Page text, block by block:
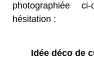
photographiée
hésitation :
Idée déco de